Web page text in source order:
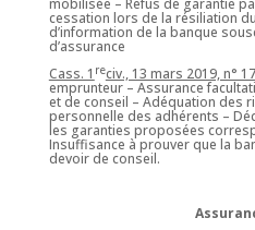
mobilisée – Refus de garantie
cessation lors de la résiliation
d’information de la banque
d’assurance
Cass. 1 reciv., 13 mars 2019, n°
emprunteur – Assurance
et de conseil – Adéquation des
personnelle des adhérents –
les garanties proposées
Insuffisance à prouver que la
devoir de conseil.